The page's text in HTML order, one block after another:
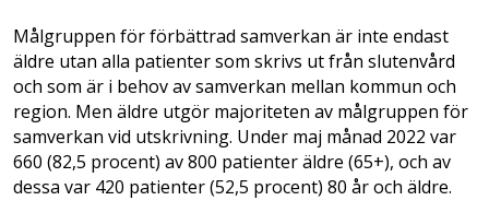
Målgruppen för förbättrad samverkan är inte endast
äldre utan alla patienter som skrivs ut från slutenvård
och som är i behov av samverkan mellan kommun och
region. Men äldre utgör majoriteten av målgruppen för
samverkan vid utskrivning. Under maj månad 2022 var
660 (82,5 procent) av 800 patienter äldre (65+), och av
dessa var 420 patienter (52,5 procent) 80 år och äldre.